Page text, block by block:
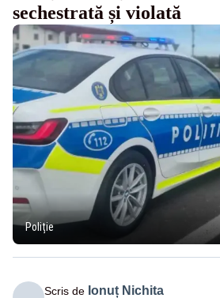
sechestrată și violată
Poliție
Scris de Ionuț Nichita